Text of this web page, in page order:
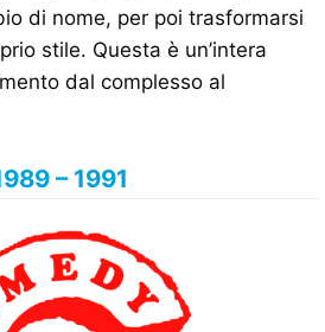
di nome, per poi trasformarsi
stile. Questa è un’intera
dal complesso al
– 1991